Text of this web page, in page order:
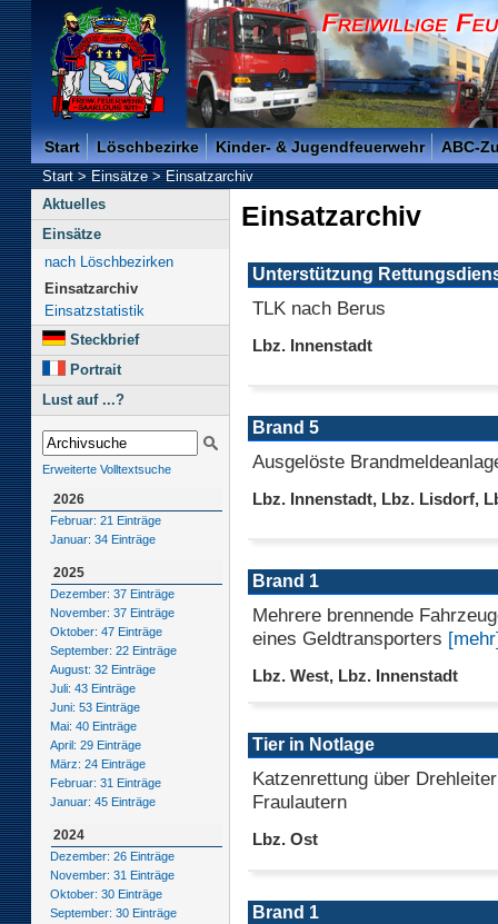
Freiwillige Feuerwehr der Kreisstadt Saarlouis -
Start Löschbezirke Kinder- & Jugendfeuerwehr ABC-
Start>Einsätze>Einsatzarchiv
Aktuelles
Einsätze
nach Löschbezirken
Einsatzarchiv
Einsatzstatistik
Steckbrief
Portrait
Lust auf ...?
Erweiterte Volltextsuche
2026
Februar: 21 Einträge
Januar: 34 Einträge
2025
Dezember: 37 Einträge
November: 37 Einträge
Oktober: 47 Einträge
September: 22 Einträge
August: 32 Einträge
Juli: 43 Einträge
Juni: 53 Einträge
Mai: 40 Einträge
April: 29 Einträge
März: 24 Einträge
Februar: 31 Einträge
Januar: 45 Einträge
2024
Dezember: 26 Einträge
November: 31 Einträge
Oktober: 30 Einträge
September: 30 Einträge
Einsatzarchiv
Unterstützung
TLK nach Berus
Lbz. Innenstadt
Brand 5
Ausgelöste
Lbz. Innenstadt, Lbz. Lisdorf,
Brand 1
Mehrere brennende
eines Geldtransporters
Lbz. West, Lbz. Innenstadt
Tier in Notlage
Katzenrettung über
Fraulautern
Lbz. Ost
Brand 1